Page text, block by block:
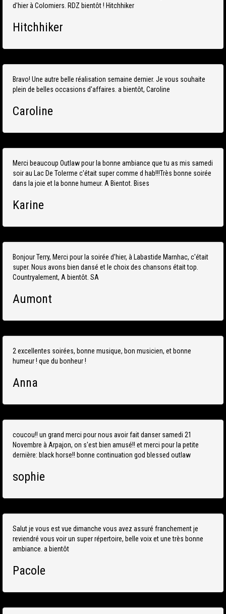
d'hier à Colomiers. RDZ bientôt ! Hitchhiker
Hitchhiker
Bravo! Une autre belle réalisation semaine dernier. Je vous souhaite
plein de belles occasions d'affaires. a bientôt, Caroline
Caroline
Merci beaucoup Outlaw pour la bonne ambiance que tu as mis samedi
soir au Lac De Tolerme c'était super comme d hab!!!Très bonne soirée
dans la joie et la bonne humeur. A Bientot. Bises
Karine
Bonjour Terry, Merci pour la soirée d'hier, à Labastide Marnhac, c'était
super. Nous avons bien dansé et le choix des chansons était top.
Countryalement, A bientôt. SA
Aumont
‎2 excellentes soirées, bonne musique, bon musicien, et bonne
humeur ! que du bonheur !
Anna
coucou!! un grand merci pour nous avoir fait danser samedi 21
Novembre à Arpajon, on s'est bien amusé!! et merci pour la petite
dernière: black horse!! bonne continuation god blessed outlaw
sophie
Salut je vous est vue dimanche vous avez assuré franchement je
reviendré vous voir un super répertoire, belle voix et une très bonne
ambiance. a bientôt
Pacole